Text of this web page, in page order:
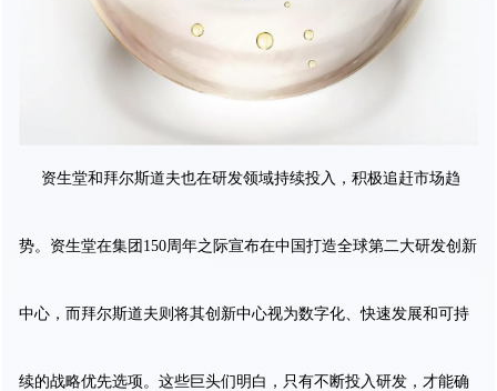
资生堂和拜尔斯道夫也在研发领域持续投入，积极追赶市场趋
势。资生堂在集团150周年之际宣布在中国打造全球第二大研发创新
中心，而拜尔斯道夫则将其创新中心视为数字化、快速发展和可持
续的战略优先选项。这些巨头们明白，只有不断投入研发，才能确